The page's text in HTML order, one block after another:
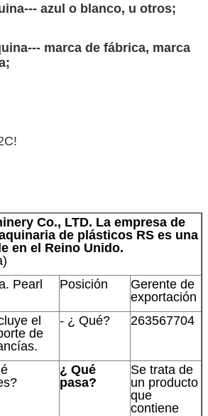
azul o blanco, u otros;
marca de fábrica, marca
Co., LTD. La empresa de
de plásticos RS es una
en el Reino Unido.
Pearl
Posición
Gerente de
exportación
el
de
- ¿ Qué? 263567704
¿ Qué
pasa?
Se trata de
un producto
que
contiene